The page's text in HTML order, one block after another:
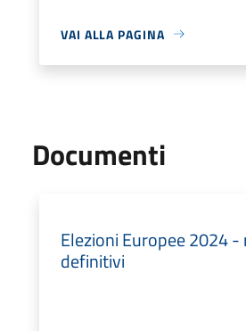
VAI ALLA PAGINA
Documenti
Elezioni Europee 2024
definitivi